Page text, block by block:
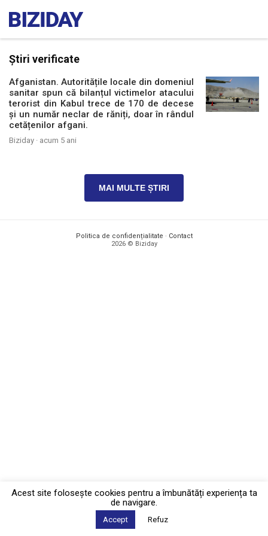
Știri verificate
Afganistan. Autoritățile locale din domeniul
sanitar spun că bilanțul victimelor atacului
terorist din Kabul trece de 170 de decese
și un număr neclar de răniți, doar în rândul
cetățenilor afgani.
Biziday · acum 5 ani
MAI MULTE ȘTIRI
Politica de confidențialitate · Contact
2026 © Biziday
Acest site foloseşte cookies pentru a îmbunătăți experiența ta
de navigare.
Accept Refuz